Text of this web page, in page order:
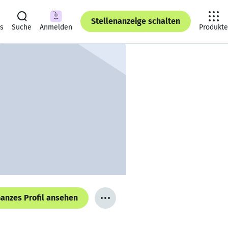
Suche Anmelden
Stellenanzeige schalten
Produkte
Profil ansehen